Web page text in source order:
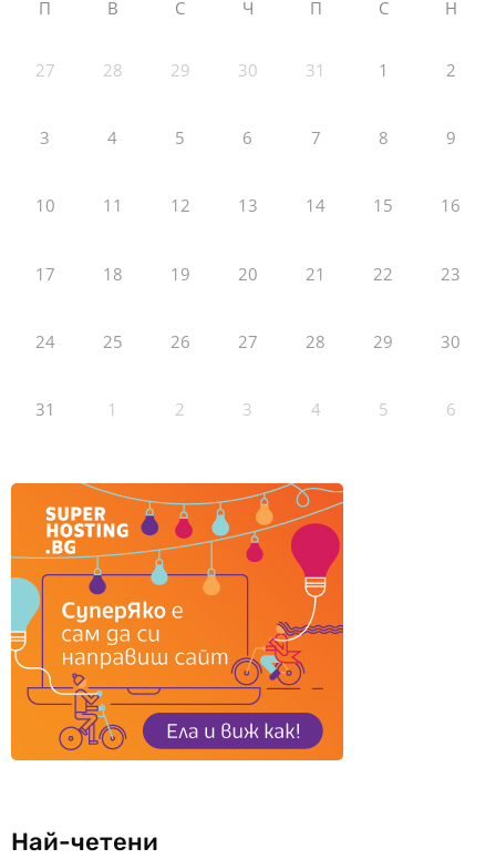
П В С Ч П С Н
27 28 29 30 31 1 2
3 4 5 6 7 8 9
10 11 12 13 14 15 16
17 18 19 20 21 22 23
24 25 26 27 28 29 30
31 1 2 3 4 5 6
Най-четени